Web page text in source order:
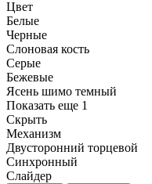
Цвет
Белые
Черные
Слоновая кость
Серые
Бежевые
Ясень шимо темный
Показать еще 1
Скрыть
Механизм
Двусторонний торцевой
Синхронный
Слайдер